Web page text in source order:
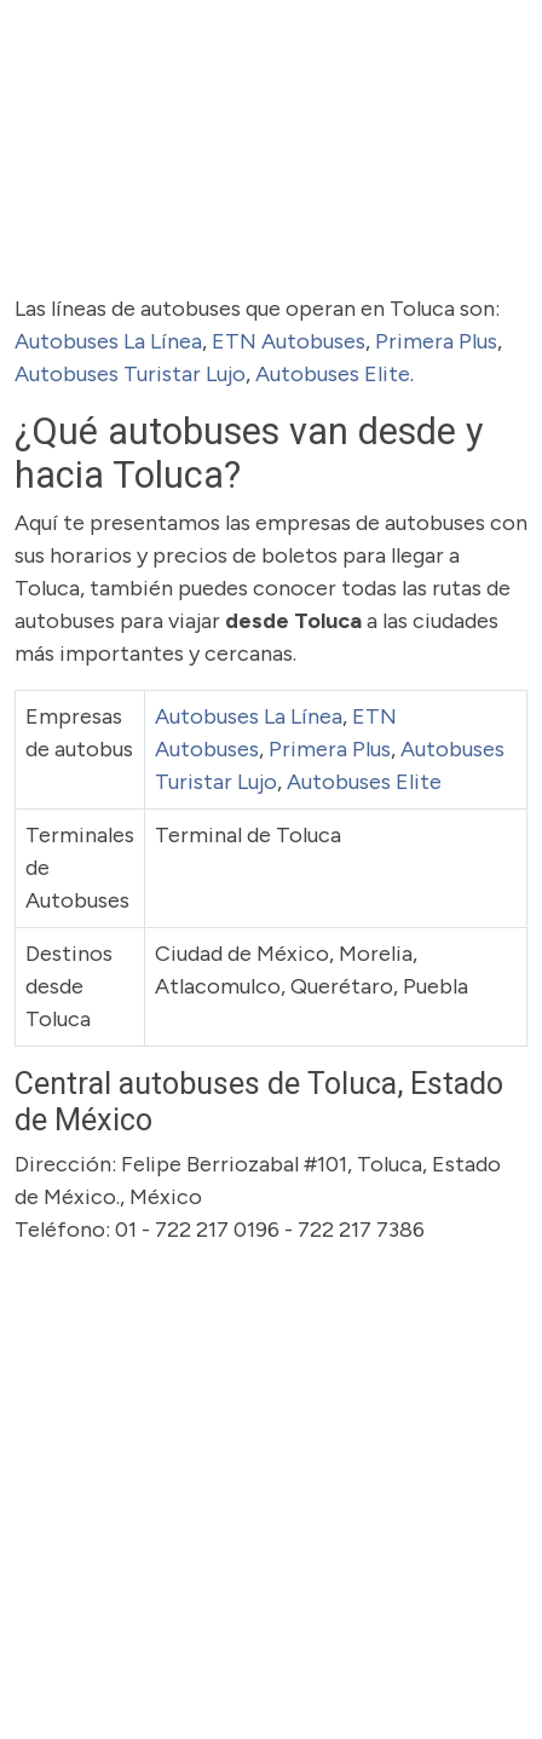
Las líneas de autobuses que operan en Toluca son:
Autobuses La Línea, ETN Autobuses, Primera Plus,
Autobuses Turistar Lujo,Autobuses Elite.
¿Qué autobuses van desde y
hacia Toluca?
Aquí te presentamos las empresas de autobuses con
sus horarios y precios de boletos para llegar a
Toluca, también puedes conocer todas las rutas de
autobuses para viajar desde Tolucaa las ciudades
más importantes y cercanas.
Empresas
de autobus
Autobuses La Línea, ETN
Autobuses, Primera Plus,Autobuses
Turistar Lujo,Autobuses Elite
Terminales
de
Autobuses
Terminal de Toluca
Destinos
desde
Toluca
Ciudad de México, Morelia,
Atlacomulco, Querétaro, Puebla
Central autobuses de Toluca, Estado
de México
Dirección: Felipe Berriozabal #101, Toluca, Estado
de México., México
Teléfono: 01 - 722 217 0196 - 722 217 7386